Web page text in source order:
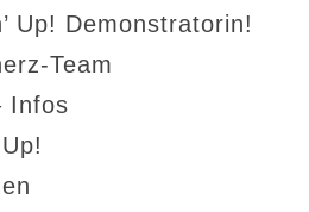
Up! Demonstratorin!
Team
Infos